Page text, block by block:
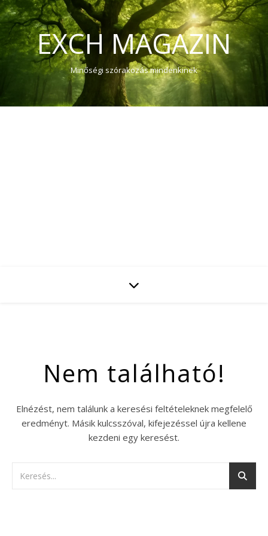
EXCH MAGAZIN
Minőségi szórakozás mindenkinek
Nem található!
Elnézést, nem találunk a keresési feltételeknek megfelelő
eredményt. Másik kulcsszóval, kifejezéssel újra kellene
kezdeni egy keresést.